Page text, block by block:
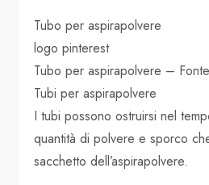
Tubo per aspirapolvere
logo pinterest
Tubo per aspirapolvere –
Tubi per aspirapolvere
I tubi possono ostruirsi nel
quantità di polvere e sporco
sacchetto dell’aspirapolvere.